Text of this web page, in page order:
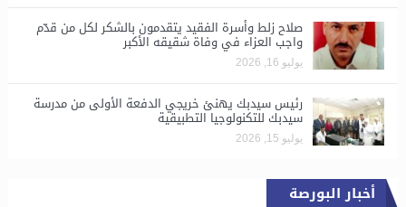
صلاح زلط وأسرة الفقيد يتقدمون بالشكر لكل من قدّم
واجب العزاء في وفاة شقيقه الأكبر
يوليو 16, 2026
رئيس سيدبك يهنئ خريجي الدفعة الأولى من مدرسة
سيدبك للتكنولوجيا التطبيقية
يوليو 15, 2026
أخبار البورصة